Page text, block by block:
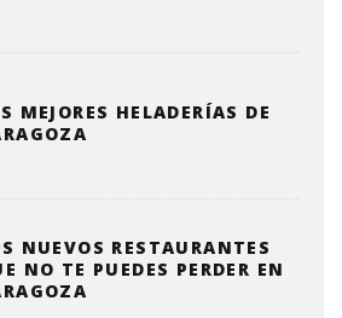
MEJORES HELADERÍAS DE
NUEVOS RESTAURANTES
NO TE PUEDES PERDER EN